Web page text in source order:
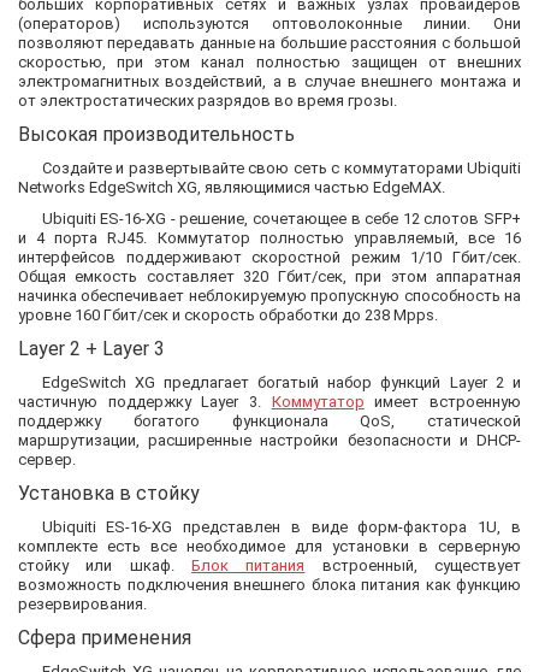
больших корпоративных сетях и важных узлах провайдеров
(операторов) используются оптоволоконные линии. Они
позволяют передавать данные на большие расстояния с большой
скоростью, при этом канал полностью защищен от внешних
электромагнитных воздействий, а в случае внешнего монтажа и
от электростатических разрядов во время грозы.
Высокая производительность
Создайте и развертывайте свою сеть с коммутаторами Ubiquiti
Networks EdgeSwitch XG, являющимися частью EdgeMAX.
Ubiquiti ES-16-XG - решение, сочетающее в себе 12 слотов SFP+
и 4 порта RJ45. Коммутатор полностью управляемый, все 16
интерфейсов поддерживают скоростной режим 1/10 Гбит/сек.
Общая емкость составляет 320 Гбит/сек, при этом аппаратная
начинка обеспечивает неблокируемую пропускную способность на
уровне 160 Гбит/сек и скорость обработки до 238 Mpps.
Layer 2 + Layer 3
EdgeSwitch XG предлагает богатый набор функций Layer 2 и
частичную поддержку Layer 3. Коммутатор имеет встроенную
поддержку богатого функционала QoS, статической
маршрутизации, расширенные настройки безопасности и DHCP-
сервер.
Установка в стойку
Ubiquiti ES-16-XG представлен в виде форм-фактора 1U, в
комплекте есть все необходимое для установки в серверную
стойку или шкаф. Блок питания встроенный, существует
возможность подключения внешнего блока питания как функцию
резервирования.
Сфера применения